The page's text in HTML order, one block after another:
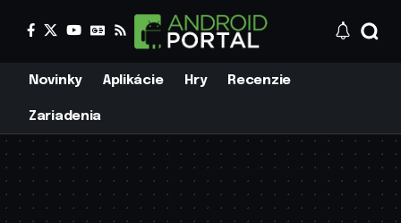
Novinky Aplikácie Hry Recenzie
Zariadenia